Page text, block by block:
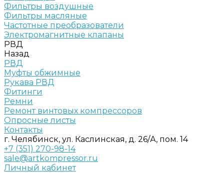
Фильтры воздушные
Фильтры масляные
Частотные преобразователи
Электромагнитные клапаны
РВД
Назад
РВД
Муфты обжимные
Рукава РВД
Фитинги
Ремни
Ремонт винтовых компрессоров
Опросные листы
Контакты
г. Челябинск, ул. Каслинская, д. 26/А, пом. 14
+7 (351) 270-98-14
sale@artkompressor.ru
Личный кабинет